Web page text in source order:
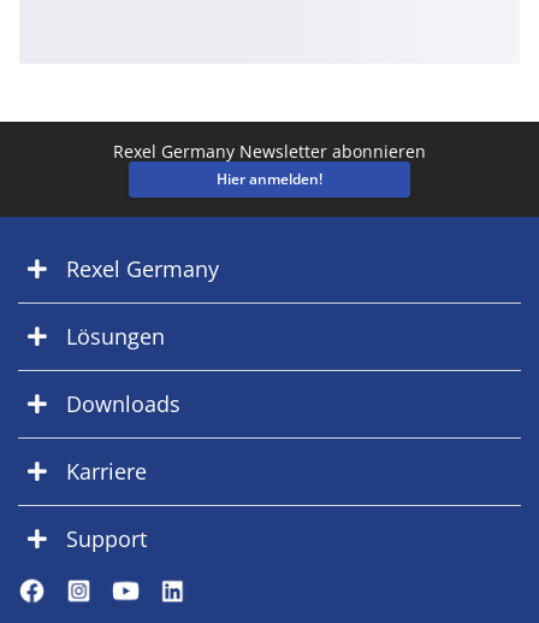
Rexel Germany Newsletter abonnieren
Hier anmelden!
Rexel Germany
Lösungen
Downloads
Karriere
Support